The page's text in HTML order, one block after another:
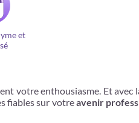
et
votre enthousiasme. Et avec
fiables sur votreavenir